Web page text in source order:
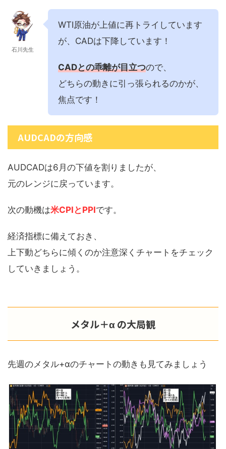
石川先生
WTI原油が上値に再トライしています
が、CADは下降しています！
CADとの乖離が目立つので、
どちらの動きに引っ張られるのかが、
焦点です！
AUDCADの方向感
AUDCADは6月の下値を割りましたが、
元のレンジに戻っています。
次の動機は米CPIとPPIです。
経済指標に備えておき、
上下動どちらに傾くのか注意深くチャートをチェック
していきましょう。
メタル＋α の大局観
先週のメタル+αのチャートの動きも見てみましょう